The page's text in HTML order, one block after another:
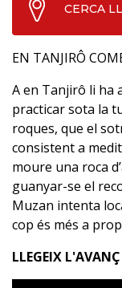
CERCA
EN TANJIRÔ
A en Tanjirô li ha
practicar sota la
roques, que el
consistent a
moure una roca
guanyar-se el
Muzan intenta
cop és més a
LLEGEIX L'AVANÇ